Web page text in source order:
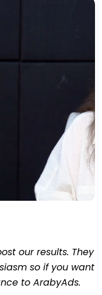
our results. They
so if you want
to ArabyAds.